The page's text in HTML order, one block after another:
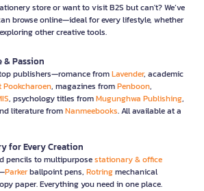
store or want to visit B2S but can't? We’ve
browse online—ideal for every lifestyle, whether
other creative tools.
& Passion
publishers—romance fromLavender, academic
Pookcharoen, magazines fromPenboon,
, psychology titles fromMugunghwa Publishing,
literature fromNanmeebooks. All available at a
for Every Creation
pencils to multipurposestationary & office
Parkerballpoint pens, Rotringmechanical
paper. Everything you need in one place.